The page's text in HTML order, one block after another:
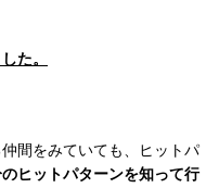
た。
間をみていても、ヒットパ
のヒットパターンを知って行